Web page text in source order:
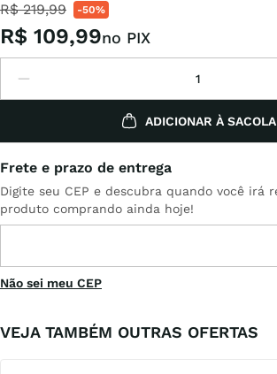
R$ 219,99 -50%
R$ 109,99no PIX
ADICIONAR À SACOLA
Não sei meu CEP
VEJA TAMBÉM OUTRAS OFERTAS